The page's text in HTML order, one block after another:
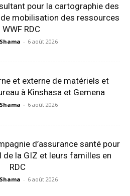
pour la cartographie des
mobilisation des ressources
WWF RDC
- 6 août 2026
et externe de matériels et
à Kinshasa et Gemena
- 6 août 2026
d’assurance santé pour
de la GIZ et leurs familles en
RDC
- 6 août 2026